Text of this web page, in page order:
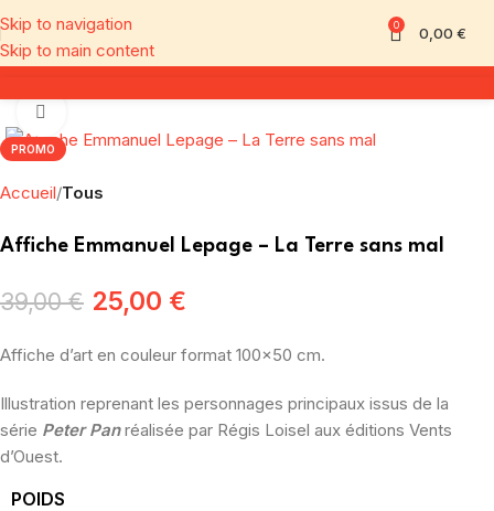
Skip to navigation
Skip to main content
0 0,00 €
PROMO
Accueil Tous
Affiche Emmanuel Lepage – La Terre sans mal
39,00€ 25,00 €
Affiche d’art en couleur format 100×50 cm.
Illustration reprenant les personnages principaux issus de la
série Peter Panréalisée par Régis Loisel aux éditions Vents
d’Ouest.
POIDS